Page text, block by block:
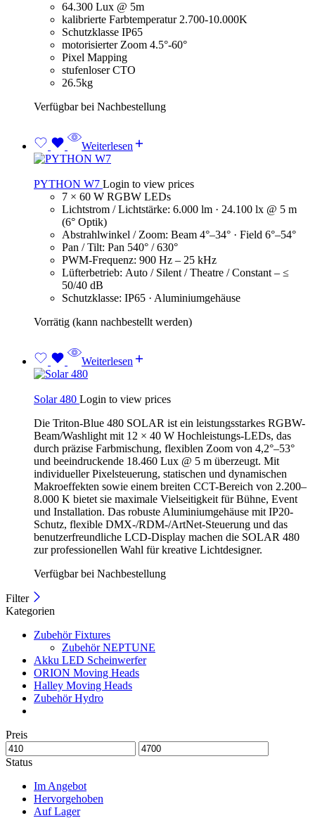
64.300 Lux @ 5m
kalibrierte Farbtemperatur 2.700-10.000K
Schutzklasse IP65
motorisierter Zoom 4.5°-60°
Pixel Mapping
stufenloser CTO
26.5kg
Verfügbar bei Nachbestellung
Weiterlesen
PYTHON W7 Login to view prices
7 × 60 W RGBW LEDs
Lichtstrom / Lichtstärke: 6.000 lm · 24.100 lx @ 5 m
(6° Optik)
Abstrahlwinkel / Zoom: Beam 4°–34° · Field 6°–54°
Pan / Tilt: Pan 540° / 630°
PWM-Frequenz: 900 Hz – 25 kHz
Lüfterbetrieb: Auto / Silent / Theatre / Constant – ≤
50/40 dB
Schutzklasse: IP65 · Aluminiumgehäuse
Vorrätig (kann nachbestellt werden)
Weiterlesen
Solar 480 Login to view prices
Die Triton-Blue 480 SOLAR ist ein leistungsstarkes RGBW-
Beam/Washlight mit 12 × 40 W Hochleistungs-LEDs, das
durch präzise Farbmischung, flexiblen Zoom von 4,2°–53°
und beeindruckende 18.460 Lux @ 5 m überzeugt. Mit
individueller Pixelsteuerung, statischen und dynamischen
Makroeffekten sowie einem breiten CCT-Bereich von 2.200–
8.000 K bietet sie maximale Vielseitigkeit für Bühne, Event
und Installation. Das robuste Aluminiumgehäuse mit IP20-
Schutz, flexible DMX-/RDM-/ArtNet-Steuerung und das
benutzerfreundliche LCD-Display machen die SOLAR 480
zur professionellen Wahl für kreative Lichtdesigner.
Verfügbar bei Nachbestellung
Filter
Kategorien
Zubehör Fixtures
Zubehör NEPTUNE
Akku LED Scheinwerfer
ORION Moving Heads
Halley Moving Heads
Zubehör Hydro
Preis
Status
Im Angebot
Hervorgehoben
Auf Lager